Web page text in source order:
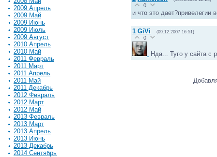
2009 Апрель
2009 Май
2009 Июнь
2009 Июль
2009 Август
2010 Апрель
2010 Май
2011 Февраль
2011 Март
2011 Апрель
2011 Май
2011 Декабрь
2012 Февраль
2012 Март
2012 Май
2013 Февраль
2013 Март
2013 Апрель
2013 Июнь
2013 Декабрь
2014 Сентябрь
0
и что это дает?привелегии
1 GiVi (09.12.2007 16:51)
0
Нда... Туго у сайта с